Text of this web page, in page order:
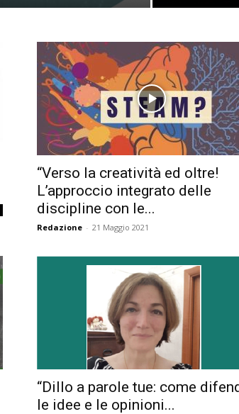
sulle
didattiche
attive,
creative,
“Verso la creatività ed oltre!
L’approccio integrato delle
discipline con le...
Redazione - 21 Maggio 2021
“Dillo a parole tue: come
le idee e le opinioni...